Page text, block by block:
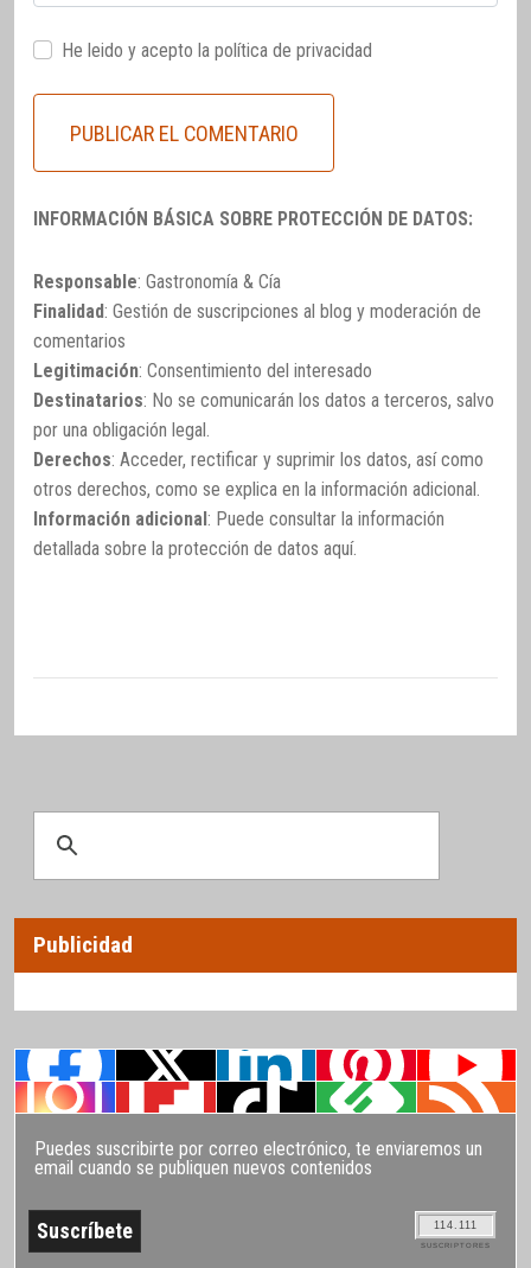
He leido y acepto la política de privacidad
INFORMACIÓN BÁSICA SOBRE PROTECCIÓN DE DATOS:
Responsable: Gastronomía & Cía
Finalidad: Gestión de suscripciones al blog y moderación de
comentarios
Legitimación: Consentimiento del interesado
Destinatarios: No se comunicarán los datos a terceros, salvo
por una obligación legal.
Derechos: Acceder, rectificar y suprimir los datos, así como
otros derechos, como se explica en la información adicional.
Información adicional: Puede consultar la información
detallada sobre la protección de datos aquí.
Publicidad
Puedes suscribirte por correo electrónico, te enviaremos un
email cuando se publiquen nuevos contenidos
114.111
SUSCRIPTORES